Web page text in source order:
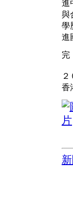
進
與
學
進
完
香